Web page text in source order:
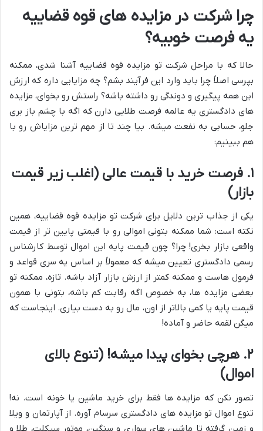
چرا شرکت در مزایده های قوه قضاییه
یه فرصت خوبیه؟
حالا که با مراحل شرکت تو مزایده قوه قضاییه آشنا شدی، ممکنه
بپرسی اصلاً چرا باید وارد این فرآیند بشم؟ چه مزایایی داره که ارزش
این همه پیگیری و دوندگی رو داشته باشه؟ راستش رو بخوای، مزایده
های دادگستری یه عالمه فرصت طلایی دارن که اگه با چشم باز بری
جلو، حسابی به نفعت میشه. بیا چند تا از مهم ترین مزایاش رو با
هم ببینیم:
۱. فرصت خرید با قیمت عالی (اغلب زیر قیمت
بازار)
یکی از جذاب ترین دلایل برای شرکت تو مزایده قوه قضاییه، همین
نکته است: شما ممکنه بتونی اموالی رو با قیمتی پایین تر از قیمت
واقعی بازار بخری! چرا؟ چون قیمت پایه این اموال توسط کارشناس
رسمی دادگستری تعیین میشه که معمولاً بر اساس یه سری قواعد و
فرمول هاست و ممکنه کمتر از ارزش بازار آزاد باشه. تازه، ممکنه تو
بعضی مزایده ها، به خصوص اگه رقابت کم باشه، بتونی با همون
قیمت پایه یا کمی بالاتر از اون، مال رو به دست بیاری. اینجاست که
میگن لقمه حاضر و آماده!
۲. هرچی بخوای پیدا میشه! (تنوع بالای
اموال)
تصور نکن که مزایده ها فقط برای خرید ماشین یا خونه است. نه!
تنوع اموال تو مزایده های دادگستری سرسام آوره. از آپارتمان و ویلا
و زمین گرفته تا ماشین های سواری و سنگین، موتور سیکلت، طلا و